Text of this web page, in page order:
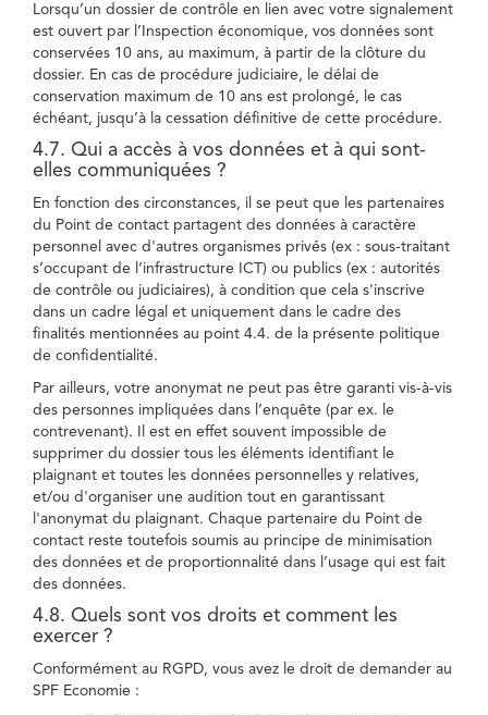
Lorsqu’un dossier de contrôle en lien avec votre signalement
est ouvert par l’Inspection économique, vos données sont
conservées 10 ans, au maximum, à partir de la clôture du
dossier. En cas de procédure judiciaire, le délai de
conservation maximum de 10 ans est prolongé, le cas
échéant, jusqu’à la cessation définitive de cette procédure.
4.7. Qui a accès à vos données et à qui sont-
elles communiquées ?
En fonction des circonstances, il se peut que les partenaires
du Point de contact partagent des données à caractère
personnel avec d'autres organismes privés (ex : sous-traitant
s’occupant de l’infrastructure ICT) ou publics (ex : autorités
de contrôle ou judiciaires), à condition que cela s'inscrive
dans un cadre légal et uniquement dans le cadre des
finalités mentionnées au point 4.4. de la présente politique
de confidentialité.
Par ailleurs, votre anonymat ne peut pas être garanti vis-à-vis
des personnes impliquées dans l’enquête (par ex. le
contrevenant). Il est en effet souvent impossible de
supprimer du dossier tous les éléments identifiant le
plaignant et toutes les données personnelles y relatives,
et/ou d'organiser une audition tout en garantissant
l'anonymat du plaignant. Chaque partenaire du Point de
contact reste toutefois soumis au principe de minimisation
des données et de proportionnalité dans l’usage qui est fait
des données.
4.8. Quels sont vos droits et comment les
exercer ?
Conformément au RGPD, vous avez le droit de demander au
SPF Economie :